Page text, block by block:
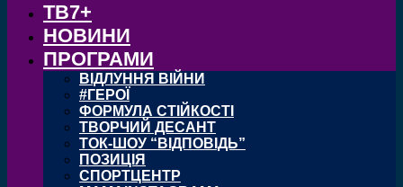
ТВ7+
НОВИНИ
ПРОГРАМИ
ВІДЛУННЯ ВІЙНИ
#ГЕРОЇ
ФОРМУЛА СТІЙКОСТІ
ТВОРЧИЙ ДЕСАНТ
ТОК-ШОУ “ВІДПОВІДЬ”
ПОЗИЦІЯ
СПОРТЦЕНТР